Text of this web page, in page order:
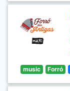
music Forró